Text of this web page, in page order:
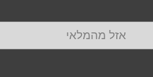
אזל מהמלאי